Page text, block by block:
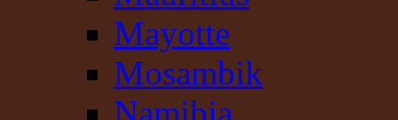
Mayotte
Mosambik